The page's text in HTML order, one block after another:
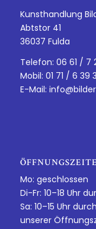
Kunsthandlung
Abtstor 41
36037 Fulda
Telefon: 06 61 / 7
Mobil: 01 71 / 6 39
E-Mail:
Mo: geschlossen
Di-Fr: 10–18 Uhr
Sa: 10–15 Uhr
unserer